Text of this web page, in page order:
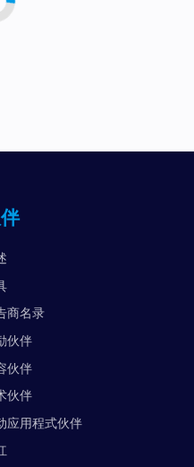
商名录
伙伴
伙伴
伙伴
应用程式伙伴